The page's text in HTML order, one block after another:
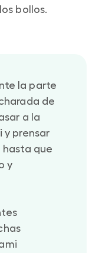
bollos.
la parte
de
a la
y prensar
hasta que
y